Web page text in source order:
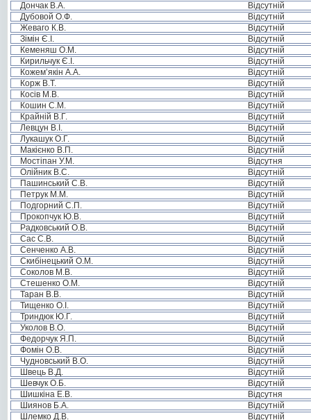
Дончак В.А.
Відсутній
Дубовой О.Ф.
Відсутній
Жеваго К.В.
Відсутній
Зімін Є.І.
Відсутній
Кеменяш О.М.
Відсутній
Кирильчук Є.І.
Відсутній
Кожем’якін А.А.
Відсутній
Корж В.Т.
Відсутній
Косів М.В.
Відсутній
Кошин С.М.
Відсутній
Крайній В.Г.
Відсутній
Левцун В.І.
Відсутній
Лукашук О.Г.
Відсутній
Макієнко В.П.
Відсутній
Мостіпан У.М.
Відсутня
Олійник В.С.
Відсутній
Пашинський С.В.
Відсутній
Петрук М.М.
Відсутній
Подгорний С.П.
Відсутній
Прокопчук Ю.В.
Відсутній
Радковський О.В.
Відсутній
Сас С.В.
Відсутній
Сенченко А.В.
Відсутній
Скибінецький О.М.
Відсутній
Соколов М.В.
Відсутній
Стешенко О.М.
Відсутній
Таран В.В.
Відсутній
Тищенко О.І.
Відсутній
Триндюк Ю.Г.
Відсутній
Уколов В.О.
Відсутній
Федорчук Я.П.
Відсутній
Фомін О.В.
Відсутній
Чудновський В.О.
Відсутній
Швець В.Д.
Відсутній
Шевчук О.Б.
Відсутній
Шишкіна Е.В.
Відсутня
Шиянов Б.А.
Відсутній
Шлемко Д.В.
Відсутній